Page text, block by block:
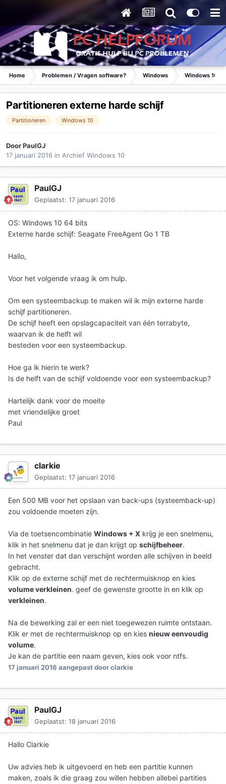
Home Problemen / Vragen software? Windows Windows 10
Partitioneren externe harde schijf
Partitioneren Windows 10
DoorPaulGJ
17 januari 2016 in Archief Windows 10
PaulGJ
Geplaatst: 17 januari 2016
OS: Windows 10 64 bits
Externe harde schijf: Seagate FreeAgent Go 1 TB
Hallo,
Voor het volgende vraag ik om hulp.
Om een systeembackup te maken wil ik mijn externe harde
schijf partitioneren.
De schijf heeft een opslagcapaciteit van één terrabyte,
waarvan ik de helft wil
besteden voor een systeembackup.
Hoe ga ik hierin te werk?
Is de helft van de schijf voldoende voor een systeembackup?
Hartelijk dank voor de moeite
met vriendelijke groet
Paul
clarkie
Geplaatst: 17 januari 2016
Een 500 MB voor het opslaan van back-ups (systeemback-up)
zou voldoende moeten zijn.
Via de toetsencombinatie Windows + X krijg je een snelmenu,
klik in het snelmenu dat je dan krijgt op schijfbeheer.
In het venster dat dan verschijnt worden alle schijven in beeld
gebracht.
Klik op de externe schijf met de rechtermuisknop en kies
volume verkleinen. geef de gewenste grootte in en klik op
verkleinen.
Na de bewerking zal er een niet toegewezen ruimte ontstaan.
Klik er met de rechtermuisknop op en kies nieuw eenvoudig
volume.
Je kan de partitie een naam geven, kies ook voor ntfs.
17 januari 2016 aangepast door clarkie
PaulGJ
Geplaatst: 18 januari 2016
Hallo Clarkie
Uw advies heb ik uitgevoerd en heb een partitie kunnen
maken, zoals ik die graag zou willen hebben allebei partities